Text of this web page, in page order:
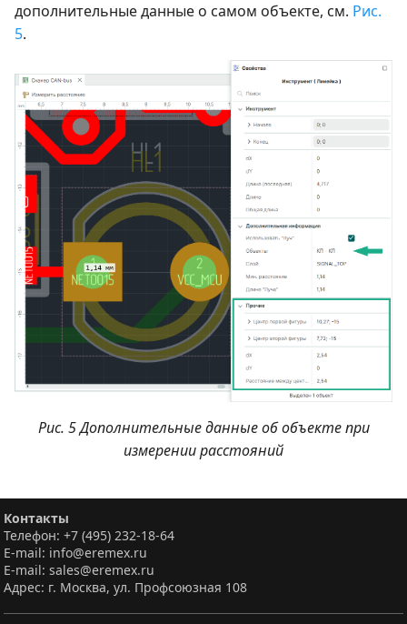
дополнительные данные о самом объекте, см. Рис.
5.
Рис. 5 Дополнительные данные об объекте при
измерении расстояний
Контакты
Телефон: +7 (495) 232-18-64
E-mail: info@eremex.ru
E-mail: sales@eremex.ru
Адрес: г. Москва, ул. Профсоюзная 108